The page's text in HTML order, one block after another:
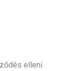
elleni